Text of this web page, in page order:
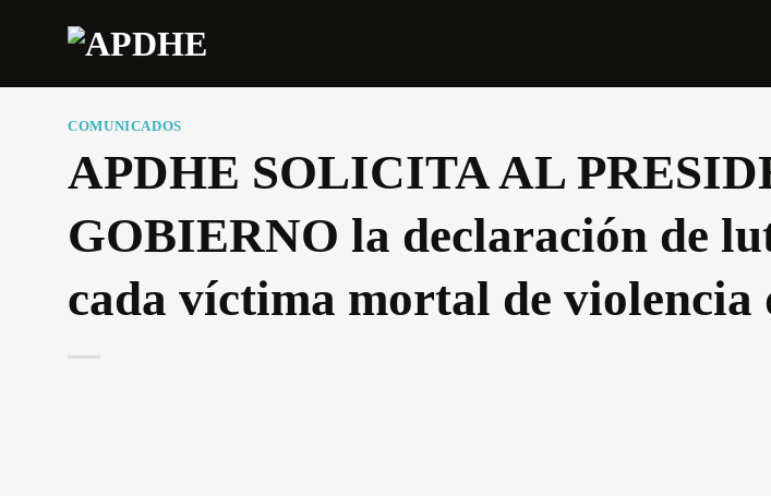
COMUNICADOS
APDHE SOLICITA AL
GOBIERNO la declaración de
cada víctima mortal de violencia